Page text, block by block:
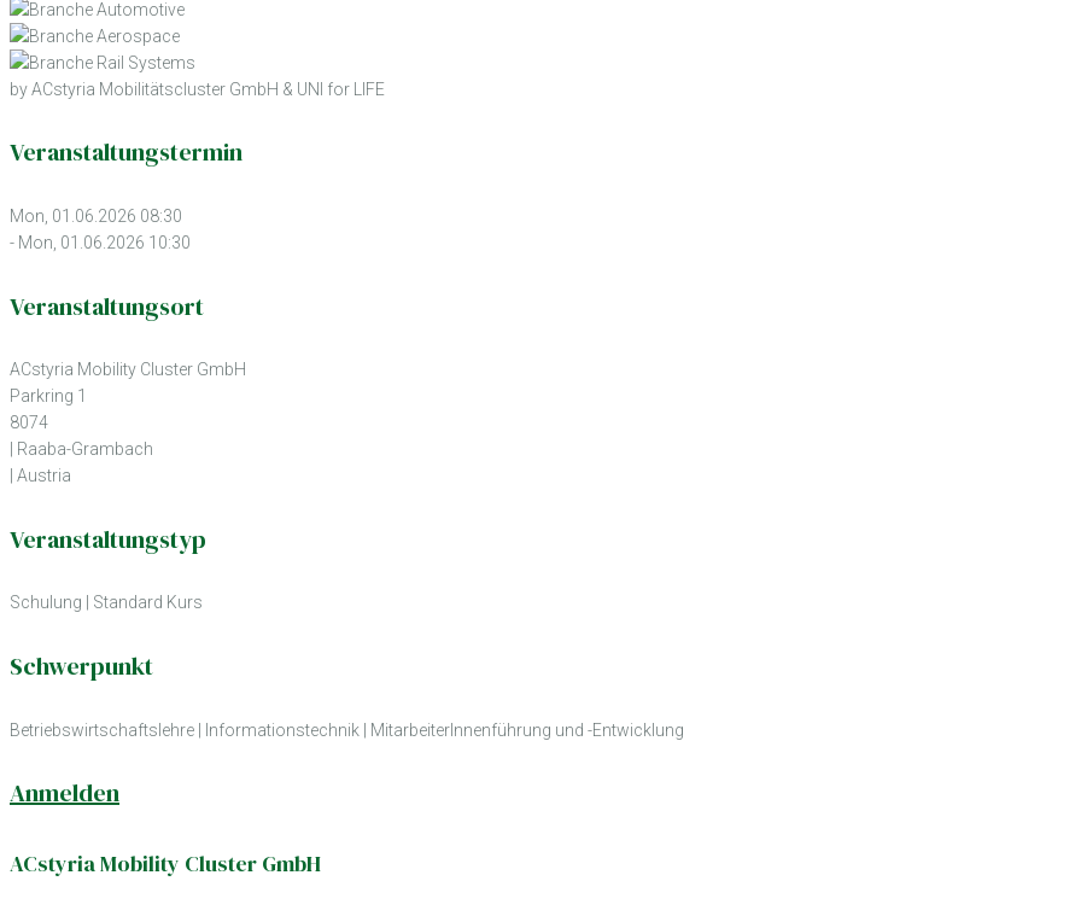
by ACstyria Mobilitätscluster GmbH & UNI for LIFE
Veranstaltungstermin
Mon, 01.06.2026 08:30
- Mon, 01.06.2026 10:30
Veranstaltungsort
ACstyria Mobility Cluster GmbH
Parkring 1
8074
| Raaba-Grambach
| Austria
Veranstaltungstyp
Schulung Standard Kurs
Schwerpunkt
Betriebswirtschaftslehre | Informationstechnik | MitarbeiterInnenführung und -Entwicklung
Anmelden
ACstyria Mobility Cluster GmbH